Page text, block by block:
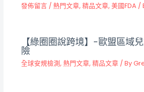
發佈留言 / 熱門文章, 精品文章, 美國FDA /
【綠圈圈說跨境】-歐盟區域
險
全球安規檢測, 熱門文章, 精品文章 / By